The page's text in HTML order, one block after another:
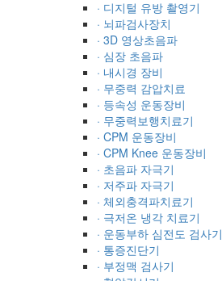
· 디지털 유방 촬영기
· 뇌파검사장치
· 3D 영상초음파
· 심장 초음파
· 내시경 장비
· 무중력 감압치료
· 등속성 운동장비
· 무중력보행치료기
· CPM 운동장비
· CPM Knee 운동장비
· 초음파 자극기
· 저주파 자극기
· 체외충격파치료기
· 극저온 냉각 치료기
· 운동부하 심전도 검사기
· 통증진단기
· 부정맥 검사기